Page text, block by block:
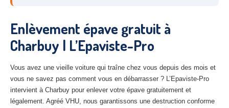
28– Eure-et-Loir
10– Aube
02– Aisne
Enlèvement épave gratuit à
Charbuy | L’Epaviste-Pro
Vous avez une vieille voiture qui traîne chez vous depuis des mois et
vous ne savez pas comment vous en débarrasser ? L’Epaviste-Pro
intervient à Charbuy pour enlever votre épave gratuitement et
légalement. Agréé VHU, nous garantissons une destruction conforme